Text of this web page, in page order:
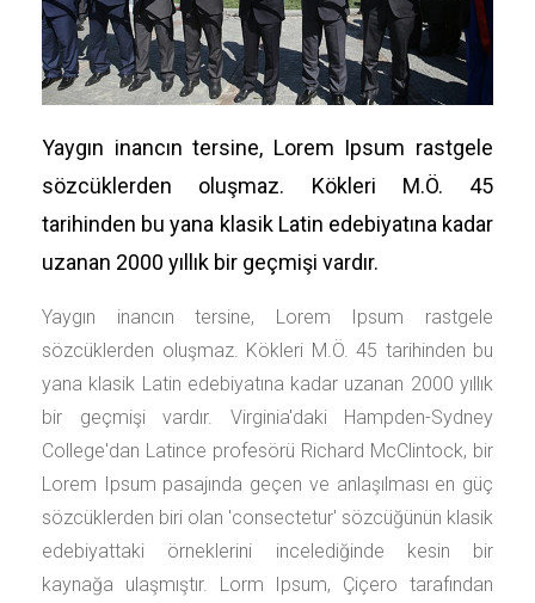
Yaygın inancın tersine, Lorem Ipsum rastgele
sözcüklerden oluşmaz. Kökleri M.Ö. 45
tarihinden bu yana klasik Latin edebiyatına kadar
uzanan 2000 yıllık bir geçmişi vardır.
Yaygın inancın tersine, Lorem Ipsum rastgele
sözcüklerden oluşmaz. Kökleri M.Ö. 45 tarihinden bu
yana klasik Latin edebiyatına kadar uzanan 2000 yıllık
bir geçmişi vardır. Virginia'daki Hampden-Sydney
College'dan Latince profesörü Richard McClintock, bir
Lorem Ipsum pasajında geçen ve anlaşılması en güç
sözcüklerden biri olan 'consectetur' sözcüğünün klasik
edebiyattaki örneklerini incelediğinde kesin bir
kaynağa ulaşmıştır. Lorm Ipsum, Çiçero tarafından